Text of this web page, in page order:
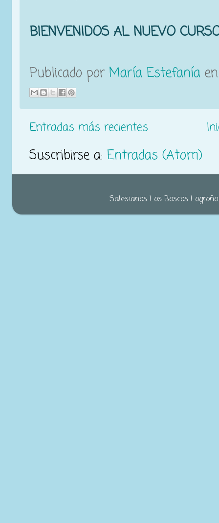
BIENVENIDOS AL NUEVO
Publicado por María Estefanía
Entradas más recientes
Suscribirse a: Entradas (Atom)
Salesianos Los Boscos